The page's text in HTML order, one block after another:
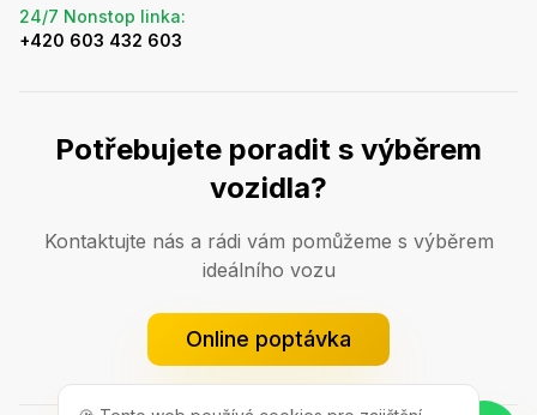
24/7 Nonstop linka:
+420 603 432 603
Potřebujete poradit s výběrem
vozidla?
Kontaktujte nás a rádi vám pomůžeme s výběrem
ideálního vozu
Online poptávka